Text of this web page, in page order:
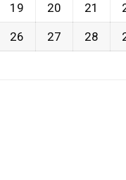
19 20 21
26 27 28